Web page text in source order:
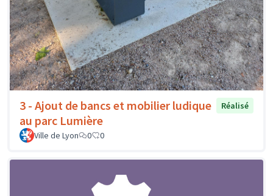
3 - Ajout de bancs et mobilier ludique
au parc Lumière
Réalisé
Ville de Lyon 0 0